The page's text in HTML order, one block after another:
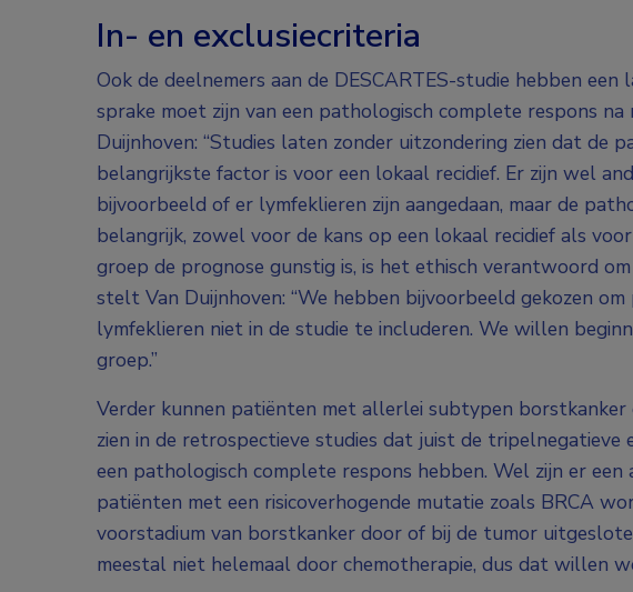
In- en exclusiecriteria
Ook de deelnemers aan de DESCARTES-studie hebben een
sprake moet zijn van een pathologisch complete respons na
Duijnhoven: “Studies laten zonder uitzondering zien dat de
belangrijkste factor is voor een lokaal recidief. Er zijn wel
bijvoorbeeld of er lymfeklieren zijn aangedaan, maar de
belangrijk, zowel voor de kans op een lokaal recidief als
groep de prognose gunstig is, is het ethisch verantwoord
stelt Van Duijnhoven: “We hebben bijvoorbeeld gekozen
lymfeklieren niet in de studie te includeren. We willen
groep.”
Verder kunnen patiënten met allerlei subtypen borstkanker
zien in de retrospectieve studies dat juist de tripelnegatieve
een pathologisch complete respons hebben. Wel zijn er een
patiënten met een risicoverhogende mutatie zoals BRCA
voorstadium van borstkanker door of bij de tumor
meestal niet helemaal door chemotherapie, dus dat willen